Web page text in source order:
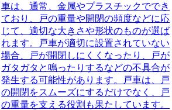
車は、通常、金属やプラスチックででき
ており、戸の重量や開閉の頻度などに応
じて、適切な大きさや形状のものが選ば
れます。戸車が適切に設置されていない
場合、戸が開閉しにくくなったり、戸が
ガタガタと鳴ったりするなどの不具合が
発生する可能性があります。戸車は、戸
の開閉をスムーズにするだけでなく、戸
の重量を支える役割も果たしています。